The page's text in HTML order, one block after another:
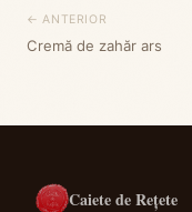
← ANTERIOR
Cremă de zahăr ars
Caiete de Rețete